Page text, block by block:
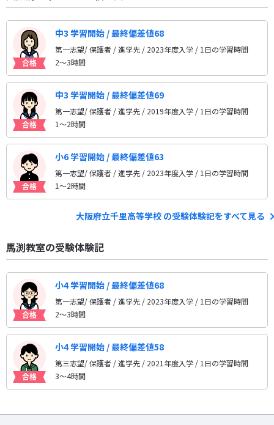
中3 学習開始 / 最終偏差値68
第一志望/ 保護者 / 進学先/ 2023年度入学 / 1日の学習時間
2〜3時間
中3 学習開始 / 最終偏差値69
第一志望/ 保護者 / 進学先/ 2019年度入学 / 1日の学習時間
1〜2時間
小6 学習開始 / 最終偏差値63
第一志望/ 保護者 / 進学先/ 2023年度入学 / 1日の学習時間
1〜2時間
大阪府立千里高等学校 の受験体験記をすべて見る
馬渕教室の受験体験記
小4 学習開始 / 最終偏差値68
第一志望/ 保護者 / 進学先/ 2023年度入学 / 1日の学習時間
2〜3時間
小4 学習開始 / 最終偏差値58
第三志望/ 保護者 / 進学先/ 2021年度入学 / 1日の学習時間
3〜4時間